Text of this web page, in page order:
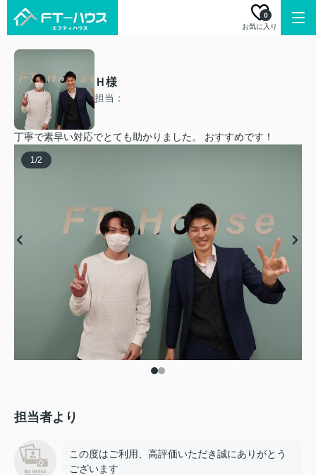
お気に入り
0
Ｈ様
担当：
丁寧で素早い対応でとても助かりました。 おすすめです！
1/2
担当者より
この度はご利用、高評価いただき誠にありがとう
ございます